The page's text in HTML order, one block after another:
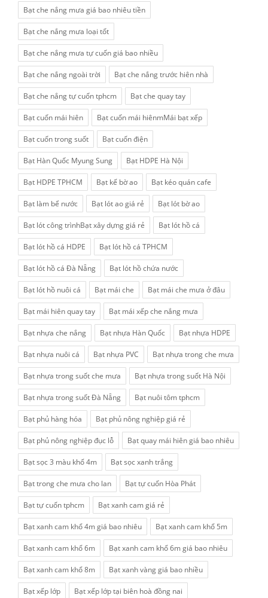
Bạt che nắng mưa giá bao nhiêu tiền
Bạt che nắng mưa loại tốt
Bạt che nắng mưa tự cuốn giá bao nhiều
Bạt che nắng ngoài trời Bạt che nắng trước hiên nhà
Bạt che nắng tự cuốn tphcm Bạt che quay tay
Bạt cuốn mái hiên Bạt cuốn mái hiênmMái bạt xếp
Bạt cuốn trong suốt Bạt cuốn điện
Bạt Hàn Quốc Myung Sung Bạt HDPE Hà Nội
Bạt HDPE TPHCM Bạt kế bờ ao Bạt kéo quán cafe
Bạt làm bể nước Bạt lót ao giá rẻ Bạt lót bờ ao
Bạt lót công trìnhBạt xây dựng giá rẻ Bạt lót hồ cá
Bạt lót hồ cá HDPE Bạt lót hồ cá TPHCM
Bạt lót hồ cá Đà Nẵng Bạt lót hồ chứa nước
Bạt lót hồ nuôi cá Bạt mái che Bạt mái che mưa ở đâu
Bạt mái hiên quay tay Bạt mái xếp che nắng mưa
Bạt nhựa che nắng Bạt nhựa Hàn Quốc Bạt nhựa HDPE
Bạt nhựa nuôi cá Bạt nhựa PVC Bạt nhựa trong che mưa
Bạt nhựa trong suốt che mưa Bạt nhựa trong suốt Hà Nội
Bạt nhựa trong suốt Đà Nẵng Bạt nuôi tôm tphcm
Bạt phủ hàng hóa Bạt phủ nông nghiệp giá rẻ
Bạt phủ nông nghiệp đục lỗ Bạt quay mái hiên giá bao nhiêu
Bạt sọc 3 màu khổ 4m Bạt sọc xanh trắng
Bạt trong che mưa cho lan Bạt tự cuốn Hòa Phát
Bạt tự cuốn tphcm Bạt xanh cam giá rẻ
Bạt xanh cam khổ 4m giá bao nhiêu Bạt xanh cam khổ 5m
Bạt xanh cam khổ 6m Bạt xanh cam khổ 6m giá bao nhiêu
Bạt xanh cam khổ 8m Bạt xanh vàng giá bao nhiều
Bạt xếp lớp Bạt xếp lớp tại biên hoà đồng nai